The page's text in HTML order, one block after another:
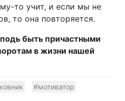
то учит, и если мы не
то она повторяется.
быть причастными
в жизни нашей
#мотиватор